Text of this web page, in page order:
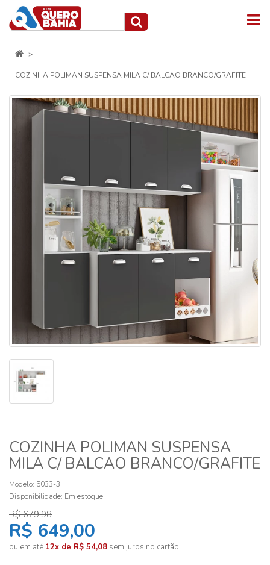
COZINHA POLIMAN SUSPENSA MILA C/ BALCAO BRANCO/GRAFITE
COZINHA POLIMAN SUSPENSA
MILA C/ BALCAO BRANCO/GRAFITE
Modelo: 5033-3
Disponibilidade: Em estoque
R$ 679,98
R$ 649,00
ou em até 12x de R$ 54,08 sem juros no cartão